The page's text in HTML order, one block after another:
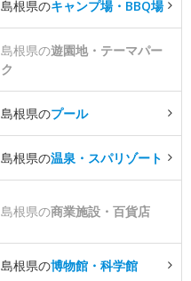
島根県のキャンプ場・BBQ場
島根県の遊園地・テーマパー
ク
島根県のプール
島根県の温泉・スパリゾート
島根県の商業施設・百貨店
島根県の博物館・科学館